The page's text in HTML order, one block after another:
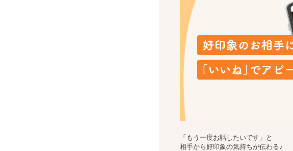
「もう一度お話したいです」と
相手から好印象の気持ちが伝わる♪